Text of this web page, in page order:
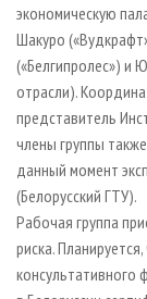
экономическую
Шакуро
(«Белгипролес») и
отрасли).
представитель
члены группы
данный момент
(Белорусский ГТУ).
Рабочая группа
риска.